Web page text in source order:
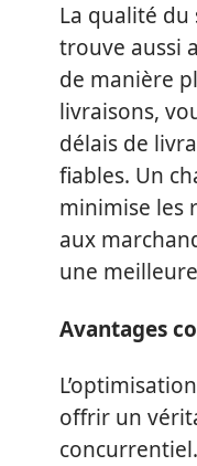
La qualité du
trouve aussi
de manière
livraisons,
délais de
fiables. Un
minimise les
aux
une
Avantages
offrir un